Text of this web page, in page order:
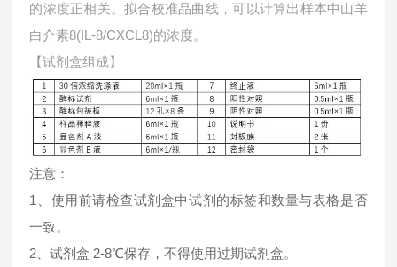
的浓度正相关。拟合校准品曲线，可以计算出样本中山羊
白介素8(IL-8/CXCL8)的浓度。
【试剂盒组成】
注意：
1、使用前请检查试剂盒中试剂的标签和数量与表格是否
一致。
2、试剂盒 2-8℃保存，不得使用过期试剂盒。